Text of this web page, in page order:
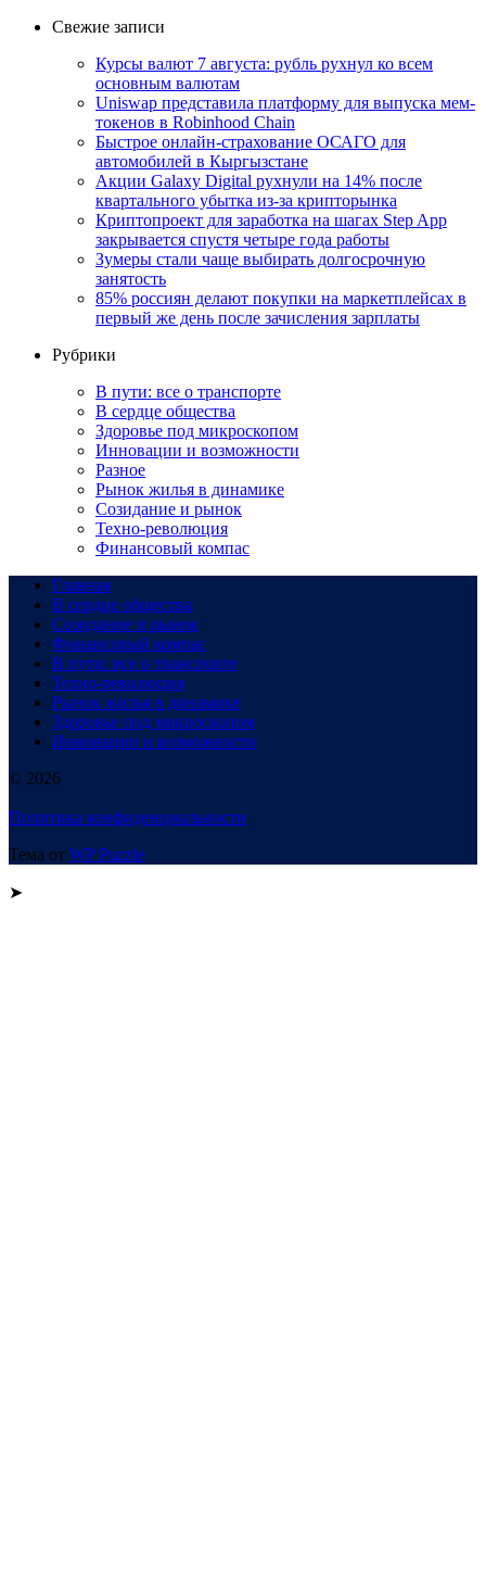
Свежие записи
Курсы валют 7 августа: рубль рухнул ко всем
основным валютам
Uniswap представила платформу для выпуска мем-
токенов в Robinhood Chain
Быстрое онлайн-страхование ОСАГО для
автомобилей в Кыргызстане
Акции Galaxy Digital рухнули на 14% после
квартального убытка из-за крипторынка
Криптопроект для заработка на шагах Step App
закрывается спустя четыре года работы
Зумеры стали чаще выбирать долгосрочную
занятость
85% россиян делают покупки на маркетплейсах в
первый же день после зачисления зарплаты
Рубрики
В пути: все о транспорте
В сердце общества
Здоровье под микроскопом
Инновации и возможности
Разное
Рынок жилья в динамике
Созидание и рынок
Техно-революция
Финансовый компас
Главная
В сердце общества
Созидание и рынок
Финансовый компас
В пути: все о транспорте
Техно-революция
Рынок жилья в динамике
Здоровье под микроскопом
Инновации и возможности
© 2026
Политика конфиденциальности
Тема от WP Puzzle
➤